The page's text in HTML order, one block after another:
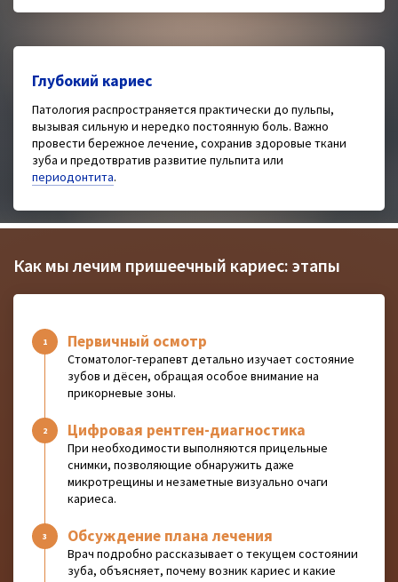
Глубокий кариес
Патология распространяется практически до пульпы,
вызывая сильную и нередко постоянную боль. Важно
провести бережное лечение, сохранив здоровые ткани
зуба и предотвратив развитие пульпита или
периодонтита.
Как мы лечим пришеечный кариес: этапы
Первичный осмотр
Стоматолог-терапевт детально изучает состояние
зубов и дёсен, обращая особое внимание на
прикорневые зоны.
Цифровая рентген-диагностика
При необходимости выполняются прицельные
снимки, позволяющие обнаружить даже
микротрещины и незаметные визуально очаги
кариеса.
Обсуждение плана лечения
Врач подробно рассказывает о текущем состоянии
зуба, объясняет, почему возник кариес и какие